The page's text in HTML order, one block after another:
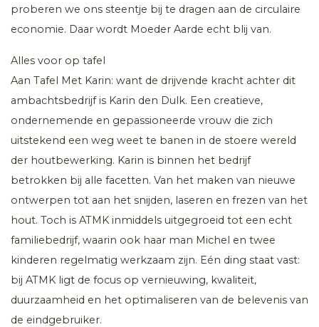
proberen we ons steentje bij te dragen aan de circulaire
economie. Daar wordt Moeder Aarde echt blij van.
Alles voor op tafel
Aan Tafel Met Karin: want de drijvende kracht achter dit
ambachtsbedrijf is Karin den Dulk. Een creatieve,
ondernemende en gepassioneerde vrouw die zich
uitstekend een weg weet te banen in de stoere wereld
der houtbewerking. Karin is binnen het bedrijf
betrokken bij alle facetten. Van het maken van nieuwe
ontwerpen tot aan het snijden, laseren en frezen van het
hout. Toch is ATMK inmiddels uitgegroeid tot een echt
familiebedrijf, waarin ook haar man Michel en twee
kinderen regelmatig werkzaam zijn. Eén ding staat vast:
bij ATMK ligt de focus op vernieuwing, kwaliteit,
duurzaamheid en het optimaliseren van de belevenis van
de eindgebruiker.